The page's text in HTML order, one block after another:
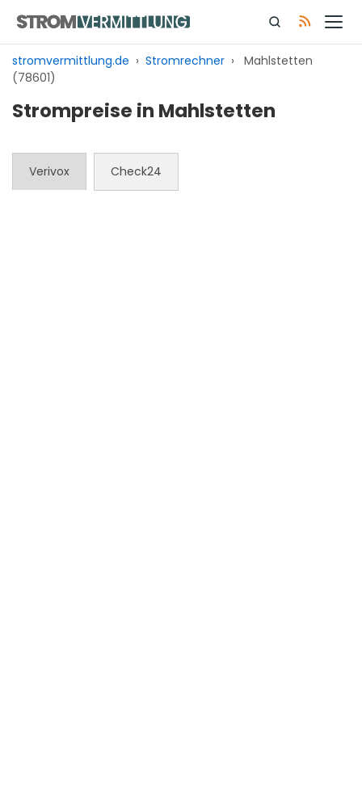
Inhalt
springen
stromvermittlung.de › Stromrechner › Mahlstetten
(78601)
Strompreise in Mahlstetten
Verivox Check24